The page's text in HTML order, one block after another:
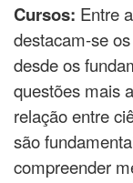
Cursos: Entre
destacam-se
desde os
questões mais
relação entre
são
compreender